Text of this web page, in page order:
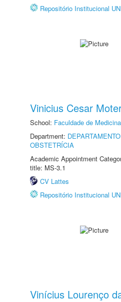
Repositório Institucional
Vinicius Cesar
School: Faculdade de
Department:
OBSTETRÍCIA
Academic Appointment
title: MS-3.1
CV Lattes
Repositório Institucional
Vinícius Lourenço